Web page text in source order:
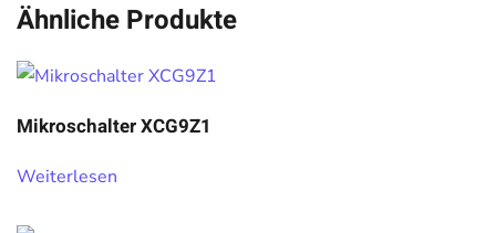
Ähnliche Produkte
Mikroschalter XCG9Z1
Weiterlesen